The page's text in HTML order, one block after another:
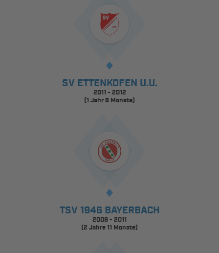
SV ETTENKOFEN U.U.
2011 - 2012
(1 Jahr 6 Monate)
TSV 1946 BAYERBACH
2008 - 2011
(2 Jahre 11 Monate)